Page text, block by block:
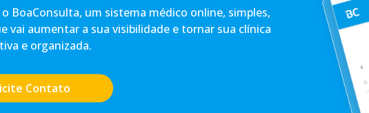
BoaConsulta, um sistema médico online, simples,
vai aumentar a sua visibilidade e tornar sua clínica
e organizada.
Contato